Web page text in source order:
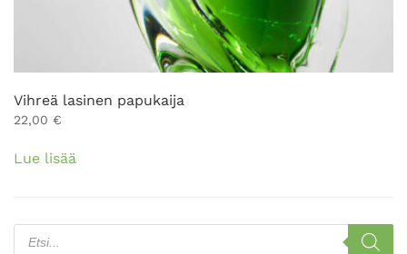
Vihreä lasinen papukaija
22,00 €
Lue lisää
Products
search